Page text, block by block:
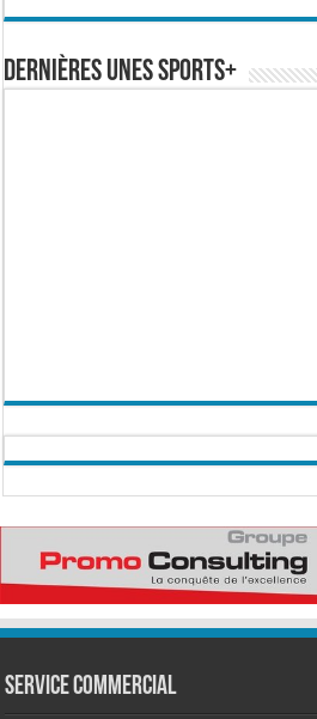
Dernières Unes Sports+
Service commercial